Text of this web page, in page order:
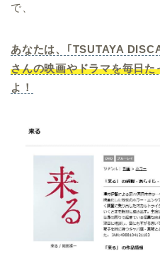
で、
あなたは、｢TSUTAYA
さんの映画やドラマを毎日
よ！